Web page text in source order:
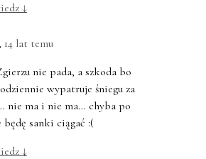
↓
14 lat temu
nie pada, a szkoda bo
wypatruje śniegu za
nie ma i nie ma… chyba po
sanki ciągać :(
↓